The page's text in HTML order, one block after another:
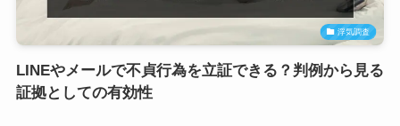
浮気調査
LINEやメールで不貞行為を立証できる？判例から見る
証拠としての有効性